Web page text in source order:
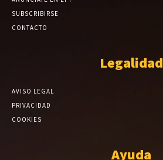
SUBSCRIBIRSE
CONTACTO
Legalidad
AVISO LEGAL
PRIVACIDAD
COOKIES
Ayuda